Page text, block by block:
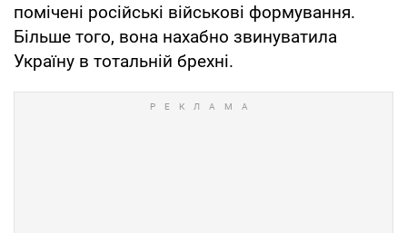
помічені російські військові формування.
Більше того, вона нахабно звинуватила
Україну в тотальній брехні.